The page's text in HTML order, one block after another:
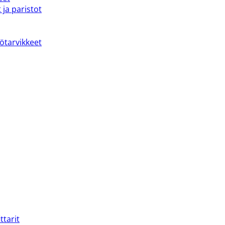
ja paristot